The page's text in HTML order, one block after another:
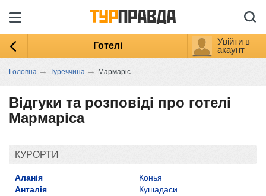
Готелі
Увійти в
акаунт
Головна → Туреччина → Мармаріс
Відгуки та розповіді про готелі
Мармаріса
КУРОРТИ
Аланія
Анталія
Конья
Кушадаси